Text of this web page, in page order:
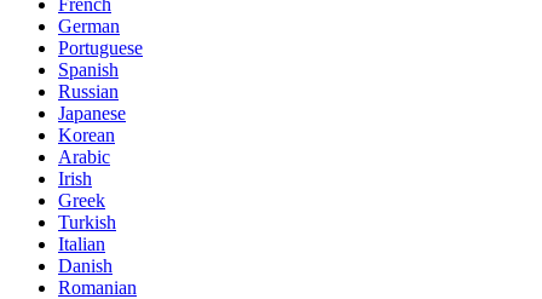
German
Portuguese
Spanish
Russian
Japanese
Korean
Arabic
Irish
Greek
Turkish
Italian
Danish
Romanian